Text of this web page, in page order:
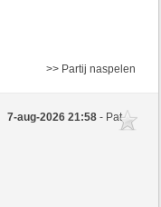
>> Partij naspelen
7-aug-2026 21:58- Pat